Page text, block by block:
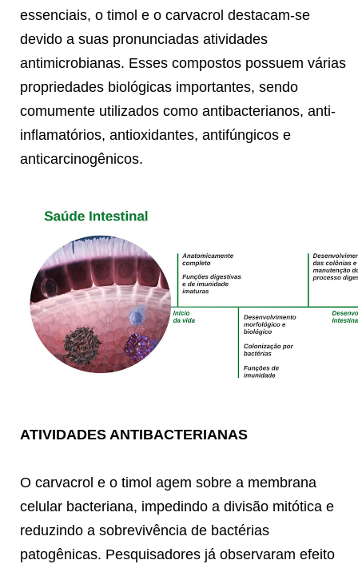
essenciais, o timol e o carvacrol destacam-se
devido a suas pronunciadas atividades
antimicrobianas. Esses compostos possuem várias
propriedades biológicas importantes, sendo
comumente utilizados como antibacterianos, anti-
inflamatórios, antioxidantes, antifúngicos e
anticarcinogênicos.
ATIVIDADES ANTIBACTERIANAS
O carvacrol e o timol agem sobre a membrana
celular bacteriana, impedindo a divisão mitótica e
reduzindo a sobrevivência de bactérias
patogênicas. Pesquisadores já observaram efeito